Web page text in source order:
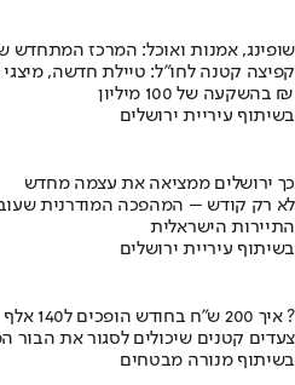
שופינג, אמנות ואוכל: המרכז המתחדש
קפיצה קטנה לחו"ל: טיילת חדשה,
בהשקעה של 100 מיליון ₪
בשיתוף עיריית ירושלים
כך ירושלים ממציאה את עצמה מחדש
לא רק קודש – המהפכה המודרנית
התיירות הישראלית
בשיתוף עיריית ירושלים
איך 200 ש"ח בחודש הופכים ל140 אלף ?
צעדים קטנים שיכולים לסגור את הבור
בשיתוף מנורה מבטחים